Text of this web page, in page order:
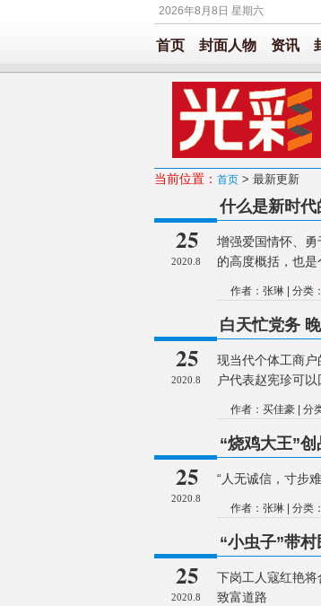
2026年8月8日 星期六
首页 封面人物 资讯
当前位置： 首页 > 最新更新
25
2020.8
什么是新时代
增强爱国情怀、
的高度概括，也
作者：张琳 | 分类：
25
2020.8
白天忙党务
现当代个体工商
户代表赵宪珍可以
作者：买佳豪 | 分
25
2020.8
“烧鸡大王”创
“人无诚信，寸步
作者：张琳 | 分类：
25
2020.8
“小虫子”带
下岗工人寇红艳
致富道路